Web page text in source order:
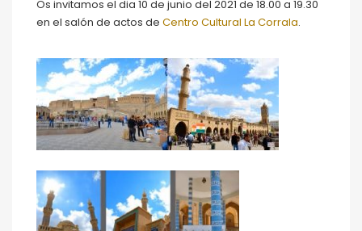
Os invitamos el dia 10 de junio del 2021 de 18.00 a 19.30
en el salón de actos de Centro Cultural La Corrala.